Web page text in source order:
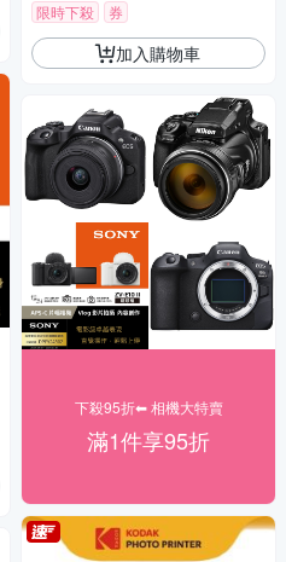
限時下殺 券
加入購物車
下殺95折⬅︎ 相機大特賣
滿1件享95折